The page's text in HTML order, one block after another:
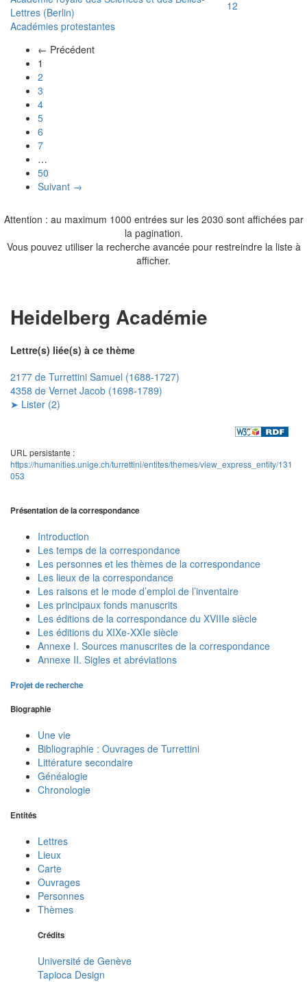
Lettres (Berlin)
12
Académies protestantes
← Précédent
1
2
3
4
5
6
7
…
50
Suivant →
Attention : au maximum 1000 entrées sur les 2030 sont affichées par
la pagination.
Vous pouvez utiliser la recherche avancée pour restreindre la liste à
afficher.
Heidelberg Académie
Lettre(s) liée(s) à ce thème
2177 de Turrettini Samuel (1688-1727)
4358 de Vernet Jacob (1698-1789)
➤ Lister (2)
URL persistante :
https://humanities.unige.ch/turrettini/entites/themes/view_express_entity/131
053
Présentation de la correspondance
Introduction
Les temps de la correspondance
Les personnes et les thèmes de la correspondance
Les lieux de la correspondance
Les raisons et le mode d’emploi de l’inventaire
Les principaux fonds manuscrits
Les éditions de la correspondance du XVIIIe siècle
Les éditions du XIXe-XXIe siècle
Annexe I. Sources manuscrites de la correspondance
Annexe II. Sigles et abréviations
Projet de recherche
Biographie
Une vie
Bibliographie : Ouvrages de Turrettini
Littérature secondaire
Généalogie
Chronologie
Entités
Lettres
Lieux
Carte
Ouvrages
Personnes
Thèmes
Crédits
Université de Genève
Tapioca Design